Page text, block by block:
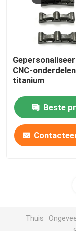
CNC-
titanium
Beste
Thuis